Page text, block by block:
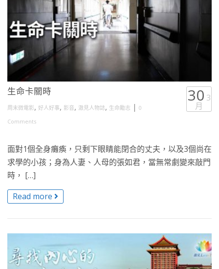
生命卡關時
周末微電影, 好人好事, 影音, 澈見人物誌, 生命勵志 | 0
Comments
30 3
月
面對1個全身癱瘓，只剩下眼睛能閉合的丈夫，以及3個尚在
求學的小孩；身為人妻、人母的張如君，當無常劇變來敲門
時， […]
Read more